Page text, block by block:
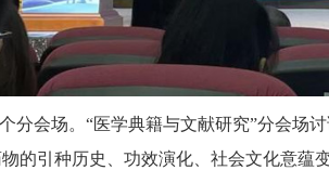
个分会场。“医学典籍与文献研究”分会场
的引种历史、功效演化、社会文化意蕴